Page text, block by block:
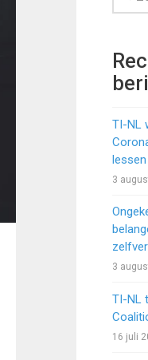
TI-NL
lessen
3
3
TI-NL
16 juli